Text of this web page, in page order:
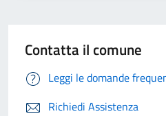
Contatta il comune
Leggi le domande
Richiedi Assistenza